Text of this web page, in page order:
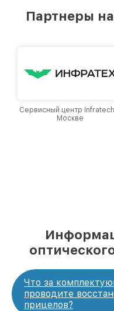
лучшим
Партнеры
Сервисный центр
Москве
Что за
проводите
прицелов?